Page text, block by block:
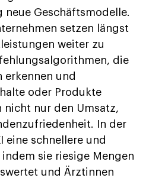
neue Geschäftsmodelle.
setzen längst
weiter zu
die
erkennen und
oder Produkte
nicht nur den Umsatz,
In der
eine schnellere und
sie riesige Mengen
und Ärztinnen